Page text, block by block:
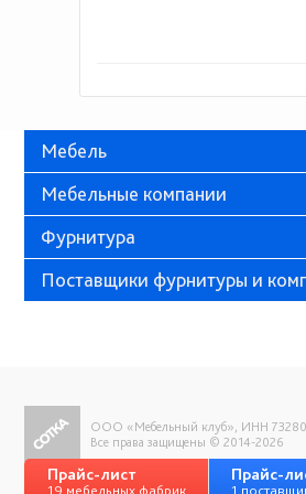
Мебель
Мебельные компании
Фурнитура
Поставщики фурнитуры и
ООО «Мебельный клуб», ИНН
Все права защищены © 2014-2026
Прайс-лист
19 мебельных фабрик
Прайс-
1